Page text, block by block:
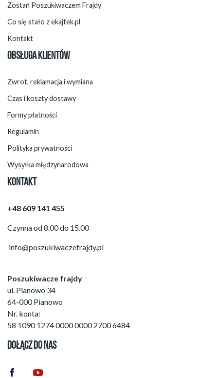
Zostań Poszukiwaczem Frajdy
Co się stało z ekajtek.pl
Kontakt
OBSŁUGA KLIENTÓW
Zwrot, reklamacja i wymiana
Czas i koszty dostawy
Formy płatności
Regulamin
Polityka prywatności
Wysyłka międzynarodowa
KONTAKT
+48 609 141 455
Czynna od 8.00 do 15.00
info@poszukiwaczefrajdy.pl
Poszukiwacze frajdy
ul. Pianowo 34
64-000 Pianowo
Nr. konta:
58 1090 1274 0000 0000 2700 6484
DOŁĄCZ DO NAS